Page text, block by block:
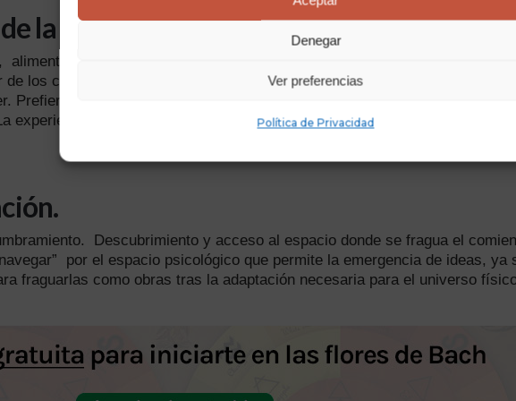
Denegar
Ver preferencias
Política de Privacidad
la limitación.
alimentarla y asegurarse de que seguirá, para poder ser vivida en el
los contenidos físicos inadecuados a lo “ideal” para preservarlo de
Prefiere vivir en su mente lo ideal, antes de perder la esperanza y admitir
experiencia podría desvanecer su ideal.
Descubrimiento y acceso al espacio donde se fragua el
por el espacio psicológico que permite la emergencia de ideas, ya
fraguarlas como obras tras la adaptación necesaria para el universo